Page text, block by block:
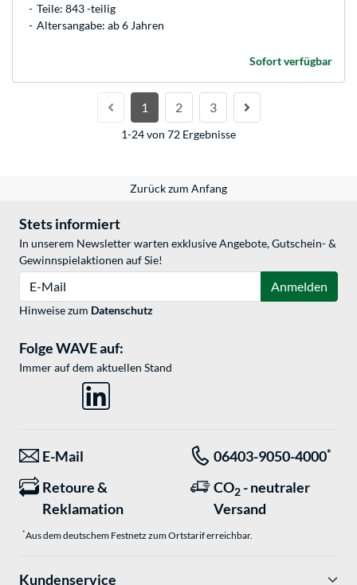
Teile: 843 -teilig
Altersangabe: ab 6 Jahren
Sofort verfügbar
1 2 3
1-24 von 72 Ergebnisse
Zurück zum Anfang
Stets informiert
In unserem Newsletter warten exklusive Angebote, Gutschein- &
Gewinnspielaktionen auf Sie!
Anmelden
Hinweise zum Datenschutz
Folge WAVE auf:
Immer auf dem aktuellen Stand
E-Mail 06403-9050-4000*
Retoure &
Reklamation
CO2 - neutraler
Versand
*Aus dem deutschem Festnetz zum Ortstarif erreichbar.
Kundenservice